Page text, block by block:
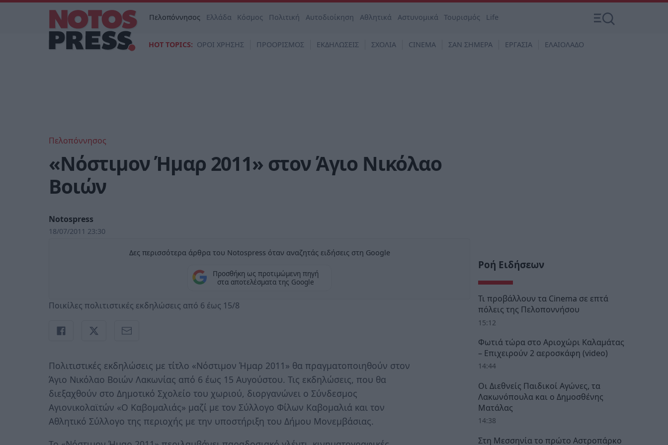
Πελοπόννησος Ελλάδα Κόσμος Πολιτική Αυτοδιοίκηση Αθλητικά Αστυνομικά Τουρισμός Life
HOT TOPICS: ΟΡΟΙ ΧΡΗΣΗΣ ΠΡΟΟΡΙΣΜΟΣ ΕΚΔΗΛΩΣΕΙΣ ΣΧΟΛΙΑ CINEMA ΣΑΝ ΣΗΜΕΡΑ ΕΡΓΑΣΙΑ ΕΛΑΙΟΛΑΔΟ
Πελοπόννησος
«Νόστιμον Ήμαρ 2011» στον Άγιο Νικόλαο
Βοιών
Notospress
18/07/2011 23:30
Δες περισσότερα άρθρα του Notospress όταν αναζητάς ειδήσεις στη Google
Προσθήκη ως προτιμώμενη πηγή
στα αποτελέσματα της Google
Ποικίλες πολιτιστικές εκδηλώσεις από 6 έως 15/8
Πολιτιστικές εκδηλώσεις με τίτλο «Νόστιμον Ήμαρ 2011» θα πραγματοποιηθούν στον
Άγιο Νικόλαο Βοιών Λακωνίας από 6 έως 15 Αυγούστου. Τις εκδηλώσεις, που θα
διεξαχθούν στο Δημοτικό Σχολείο του χωριού, διοργανώνει ο Σύνδεσμος
Αγιονικολαϊτών «Ο Καβομαλιάς» μαζί με τον Σύλλογο Φίλων Καβομαλιά και τον
Αθλητικό Σύλλογο της περιοχής με την υποστήριξη του Δήμου Μονεμβάσιας.
Ροή Ειδήσεων
Τι προβάλλουν τα Cinema σε επτά
πόλεις της Πελοποννήσου
15:12
Φωτιά τώρα στο Αριοχώρι Καλαμάτας
– Επιχειρούν 2 αεροσκάφη (video)
14:44
Οι Διεθνείς Παιδικοί Αγώνες, τα
Λακωνόπουλα και ο Δημοσθένης
Ματάλας
14:38
Στη Μεσσηνία το πρώτο Αστροπάρκο